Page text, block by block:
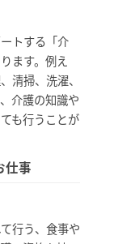
トする「介
ます。例え
清掃、洗濯、
介護の知識や
も行うことが
仕事
行う、食事や